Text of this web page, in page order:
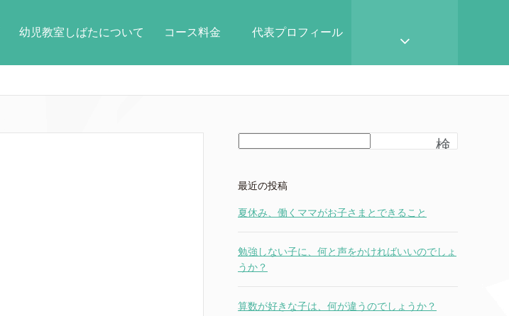
幼児教室しばたについて コース料金 代表プロフィール
検
最近の投稿
夏休み、働くママがお子さまとできること
勉強しない子に、何と声をかければいいのでしょ
うか？
算数が好きな子は、何が違うのでしょうか？